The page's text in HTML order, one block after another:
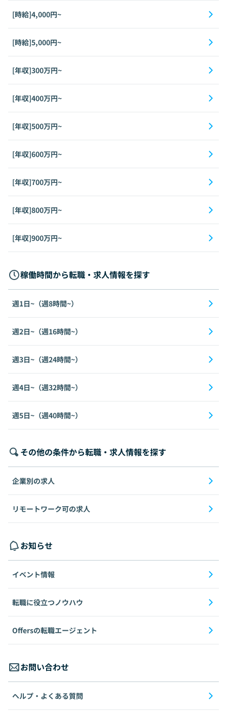
[時給]4,000円~
[時給]5,000円~
[年収]300万円~
[年収]400万円~
[年収]500万円~
[年収]600万円~
[年収]700万円~
[年収]800万円~
[年収]900万円~
稼働時間から転職・求人情報を探す
週1日~（週8時間~）
週2日~（週16時間~）
週3日~（週24時間~）
週4日~（週32時間~）
週5日~（週40時間~）
その他の条件から転職・求人情報を探す
企業別の求人
リモートワーク可の求人
お知らせ
イベント情報
転職に役立つノウハウ
Offersの転職エージェント
お問い合わせ
ヘルプ・よくある質問